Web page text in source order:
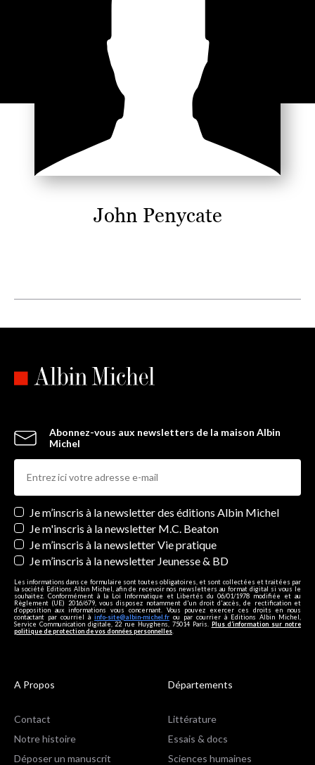
John Penycate
Abonnez-vous aux newsletters de la maison Albin
Michel
Newsletters
Je m’inscris à la newsletter des éditions Albin Michel
Je m'inscris à la newsletter M.C. Beaton
Je m’inscris à la newsletter Vie pratique
Je m’inscris à la newsletter Jeunesse & BD
Les informations dans ce formulaire sont toutes obligatoires, et sont collectées et traitées par
la société Editions Albin Michel, afin de recevoir nos newsletters au format digital si vous le
souhaitez. Conformément à la Loi Informatique et Libertés du 06/01/1978 modifiée et au
Règlement (UE) 2016/679, vous disposez notamment d'un droit d'accès, de rectification et
d’opposition aux informations vous concernant. Vous pouvez exercer ces droits en nous
contactant par courriel à info-site@albin-michel.fr ou par courrier à Editions Albin Michel,
Service Communication digitale, 22 rue Huyghens, 75014 Paris. Plus d’information sur notre
politique de protection de vos données personnelles
A Propos
Contact
Notre histoire
Déposer un manuscrit
Départements
Littérature
Essais & docs
Sciences humaines